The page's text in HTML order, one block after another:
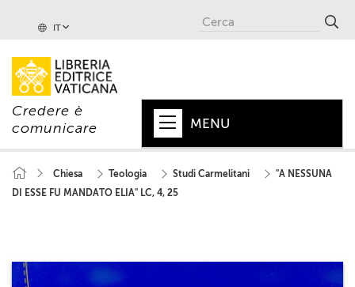
IT
Credere è
comunicare
MENU
PAPA
+
CHIESA
Chiesa Teologia Studi Carmelitani
"A NESSUNA
DI ESSE FU MANDATO ELIA" LC, 4, 25